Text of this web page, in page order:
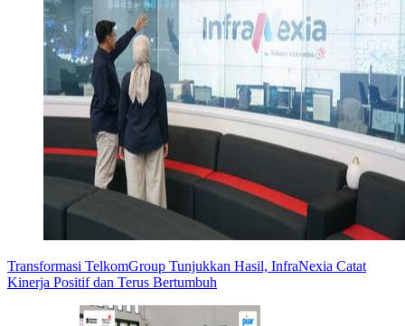
Transformasi TelkomGroup Tunjukkan Hasil, InfraNexia Catat
Kinerja Positif dan Terus Bertumbuh